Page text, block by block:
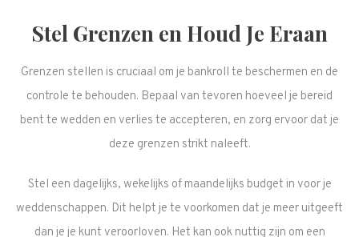
Stel Grenzen en Houd Je Eraan
Grenzen stellen is cruciaal om je bankroll te beschermen en de
controle te behouden. Bepaal van tevoren hoeveel je bereid
bent te wedden en verlies te accepteren, en zorg ervoor dat je
deze grenzen strikt naleeft.
Stel een dagelijks, wekelijks of maandelijks budget in voor je
weddenschappen. Dit helpt je te voorkomen dat je meer uitgeeft
dan je je kunt veroorloven. Het kan ook nuttig zijn om een